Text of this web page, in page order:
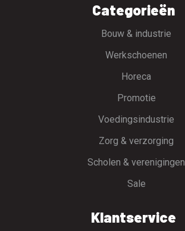
Categorieën
Bouw & industrie
Werkschoenen
Horeca
Promotie
Voedingsindustrie
Zorg & verzorging
Scholen & verenigingen
Sale
Klantservice